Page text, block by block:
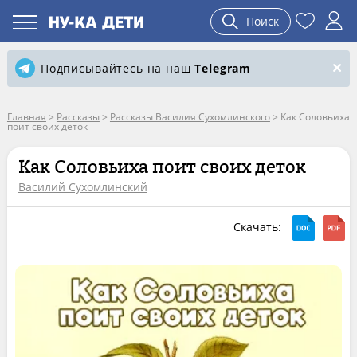
Поиск
Подписывайтесь на нашTelegram
Главная > Рассказы > Рассказы Василия Сухомлинского> Как Соловьиха
поит своих деток
Как Соловьиха поит своих деток
Василий Сухомлинский
Скачать: